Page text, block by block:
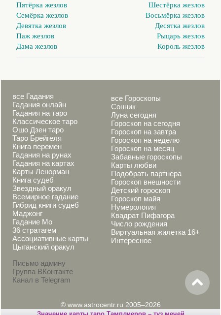
Пятёрка жезлов
Шестёрка жезлов
Семёрка жезлов
Восьмёрка жезлов
Девятка жезлов
Десятка жезлов
Паж жезлов
Рыцарь жезлов
Дама жезлов
Король жезлов
все Гадания
Гадания онлайн
Гадания на таро
Классическое таро
Ошо Дзен таро
Таро Брейгеля
Книга перемен
Гадания на рунах
Гадания на картах
Карты Ленорман
Книга судеб
Звездный оракул
Всемирное гадание
Гибрид книги судеб
Маджонг
Гадание Мо
36 стратагем
Ассоциативные карты
Цыганский оракул
Письмо админу
Группа ВКонтакте
Канал в Telegram
все Гороскопы
Сонник
Луна сегодня
Гороскоп на сегодня
Гороскоп на завтра
Гороскоп на неделю
Гороскоп на месяц
Забавные гороскопы
Карты любви
Подобрать партнера
Гороскоп внешности
Детский гороскоп
Гороскоп майя
Нумерология
Квадрат Пифагора
Число рождения
Виртуальная жилетка 16+
Интересное
© www.astrocentr.ru 2005–2026